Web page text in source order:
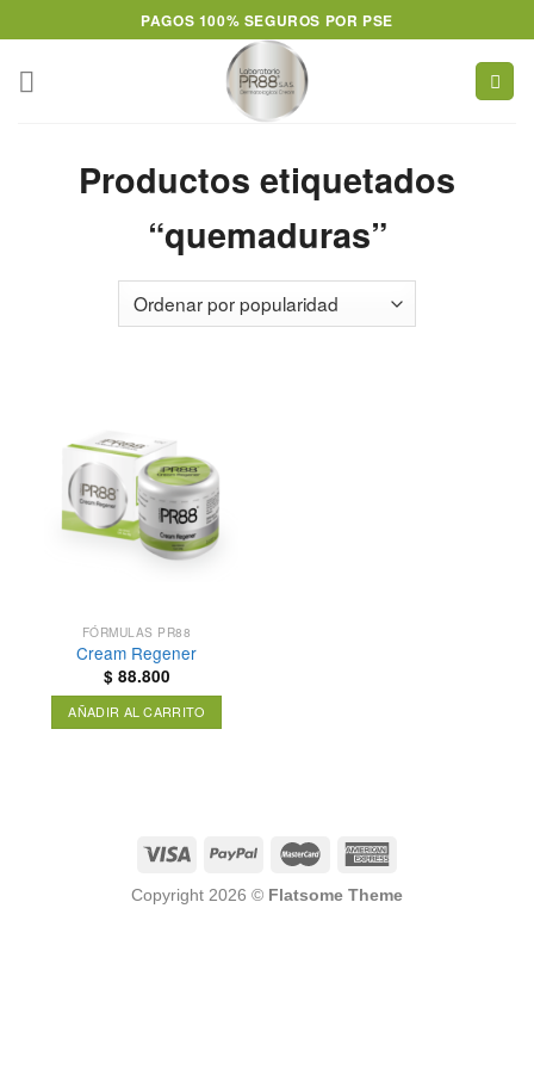
to
content
PAGOS 100% SEGUROS POR PSE
Productos etiquetados
“quemaduras”
FÓRMULAS PR88
Cream Regener
$ 88.800
AÑADIR AL CARRITO
Copyright 2026 © Flatsome Theme